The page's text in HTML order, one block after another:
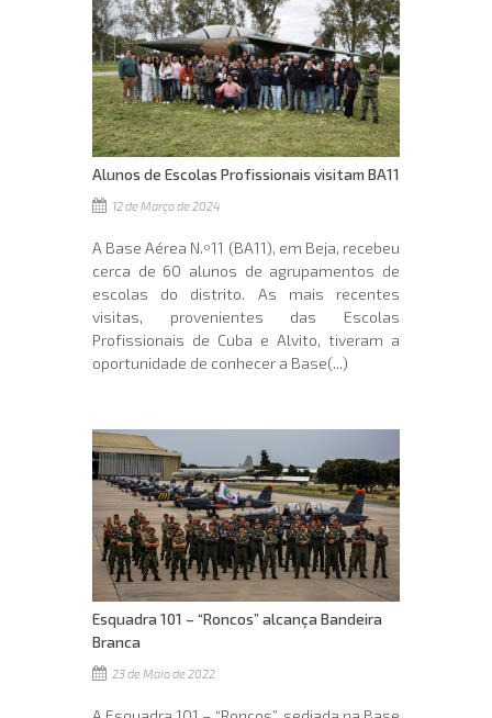
Alunos de Escolas Profissionais visitam BA11
12 de Março de 2024
A Base Aérea N.º11 (BA11), em Beja, recebeu
cerca de 60 alunos de agrupamentos de
escolas do distrito. As mais recentes
visitas, provenientes das Escolas
Profissionais de Cuba e Alvito, tiveram a
oportunidade de conhecer a Base(...)
Esquadra 101 – “Roncos” alcança Bandeira
Branca
23 de Maio de 2022